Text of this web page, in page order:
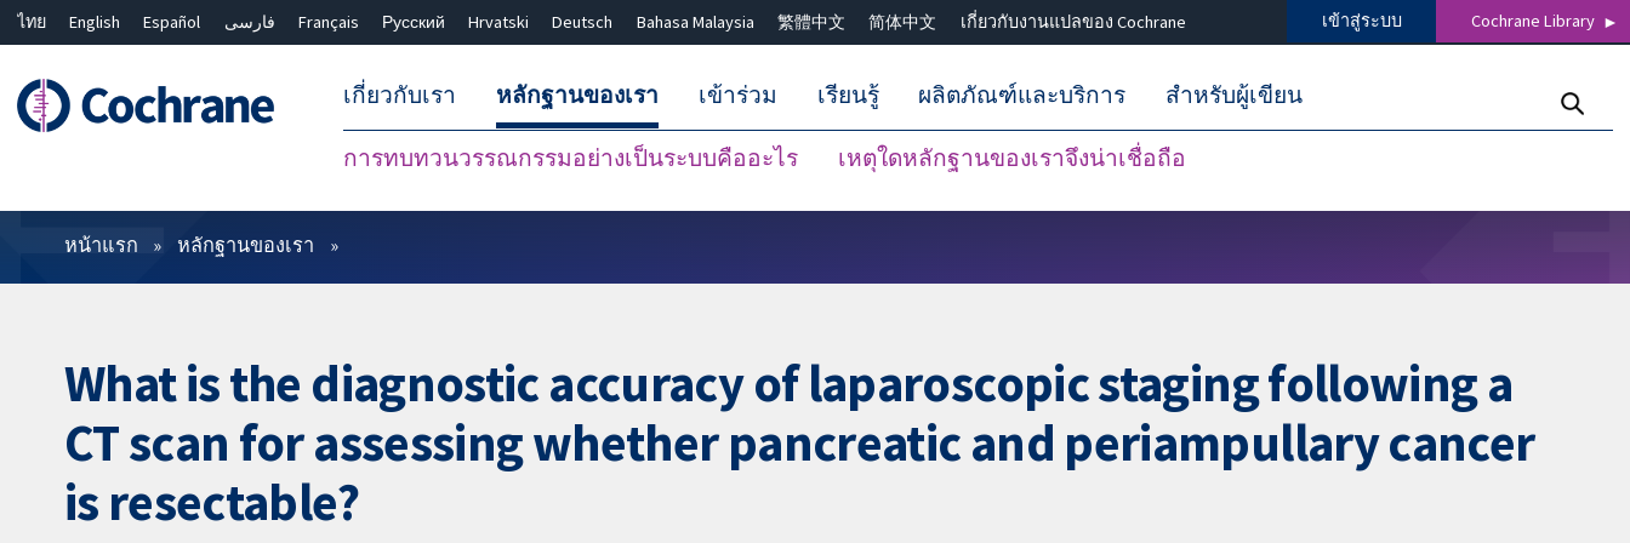
ไทย English Español فارسی Français Русский Hrvatski Deutsch Bahasa Malaysia 繁體中文 简体中文 เกี่ยวกับงานแปลของ Cochrane เข้าสู่ระบบ Cochrane Library
เกี่ยวกับเรา หลักฐานของเรา
การทบทวนวรรณกรรมอย่างเป็นระบบคืออะไร เหตุใดหลักฐานของเราจึงน่าเชื่อถือ
เข้าร่วม เรียนรู้ ผลิตภัณฑ์และบริการ สำหรับผู้เขียน
ตัวกรอง
หน้าแรก หลักฐานของเรา
What is the diagnostic accuracy of laparoscopic staging following a
CT scan for assessing whether pancreatic and periampullary cancer
is resectable?